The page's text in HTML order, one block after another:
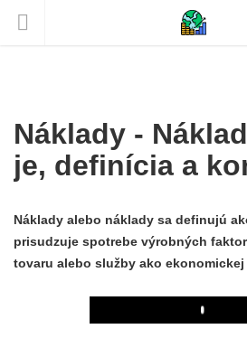
Náklady -
je, definícia a
Náklady alebo náklady sa definujú
prisudzuje spotrebe výrobných
tovaru alebo služby ako
Play